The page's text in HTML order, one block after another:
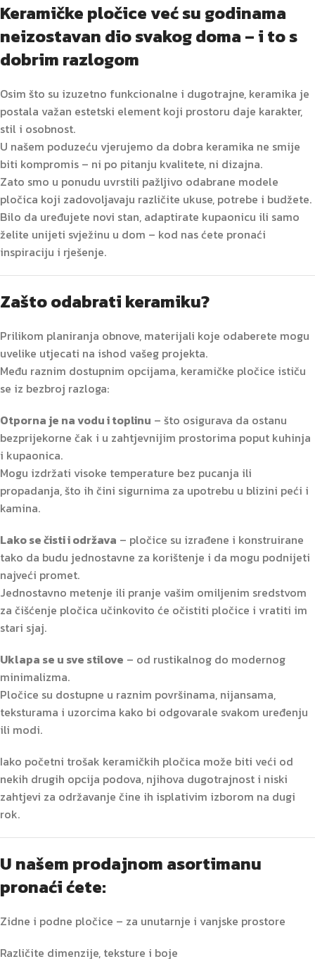
Keramičke pločice već su godinama
neizostavan dio svakog doma – i to s
dobrim razlogom
Osim što su izuzetno funkcionalne i dugotrajne, keramika je
postala važan estetski element koji prostoru daje karakter,
stil i osobnost.
U našem poduzeću vjerujemo da dobra keramika ne smije
biti kompromis – ni po pitanju kvalitete, ni dizajna.
Zato smo u ponudu uvrstili pažljivo odabrane modele
pločica koji zadovoljavaju različite ukuse, potrebe i budžete.
Bilo da uređujete novi stan, adaptirate kupaonicu ili samo
želite unijeti svježinu u dom – kod nas ćete pronaći
inspiraciju i rješenje.
Zašto odabrati keramiku?
Prilikom planiranja obnove, materijali koje odaberete mogu
uvelike utjecati na ishod vašeg projekta.
Među raznim dostupnim opcijama, keramičke pločice ističu
se iz bezbroj razloga:
Otporna je na vodu i toplinu – što osigurava da ostanu
bezprijekorne čak i u zahtjevnijim prostorima poput kuhinja
i kupaonica.
Mogu izdržati visoke temperature bez pucanja ili
propadanja, što ih čini sigurnima za upotrebu u blizini peći i
kamina.
Lako se čisti i održava – pločice su izrađene i konstruirane
tako da budu jednostavne za korištenje i da mogu podnijeti
najveći promet.
Jednostavno metenje ili pranje vašim omiljenim sredstvom
za čišćenje pločica učinkovito će očistiti pločice i vratiti im
stari sjaj.
Uklapa se u sve stilove – od rustikalnog do modernog
minimalizma.
Pločice su dostupne u raznim površinama, nijansama,
teksturama i uzorcima kako bi odgovarale svakom uređenju
ili modi.
Iako početni trošak keramičkih pločica može biti veći od
nekih drugih opcija podova, njihova dugotrajnost i niski
zahtjevi za održavanje čine ih isplativim izborom na dugi
rok.
U našem prodajnom asortimanu
pronaći ćete:
Zidne i podne pločice – za unutarnje i vanjske prostore
Različite dimenzije, teksture i boje